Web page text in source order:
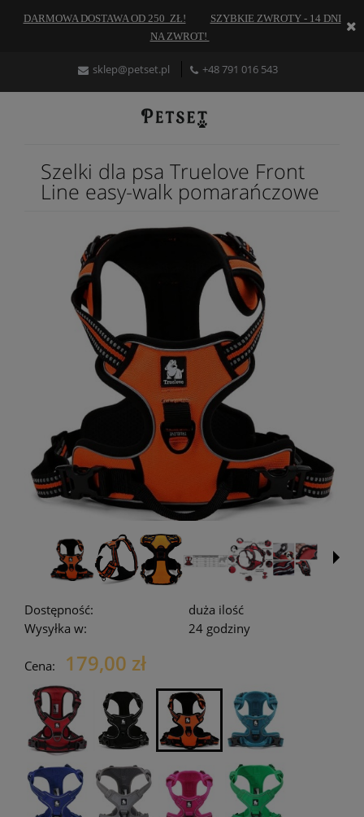
DARMOWA DOSTAWA OD 250 ZŁ!
SZYBKIE ZWROTY - 14 DNI
NA ZWROT!
sklep@petset.pl +48791 016 543
Szelki dla psa Truelove Front
Line easy-walk pomarańczowe
Dostępność:
duża ilość
Wysyłka w:
24 godziny
Cena: 179,00 zł